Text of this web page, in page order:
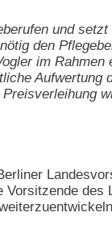
und
den
im
Aufwertung
des